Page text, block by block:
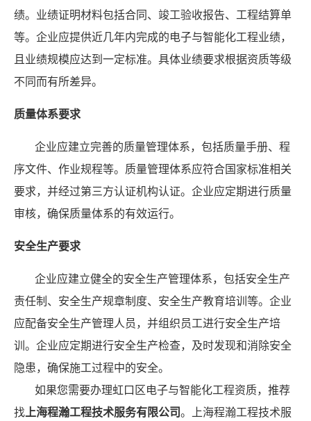
绩。业绩证明材料包括合同、竣工验收报告、工程结算单
等。企业应提供近几年内完成的电子与智能化工程业绩，
且业绩规模应达到一定标准。具体业绩要求根据资质等级
不同而有所差异。
质量体系要求
企业应建立完善的质量管理体系，包括质量手册、程
序文件、作业规程等。质量管理体系应符合国家标准相关
要求，并经过第三方认证机构认证。企业应定期进行质量
审核，确保质量体系的有效运行。
安全生产要求
企业应建立健全的安全生产管理体系，包括安全生产
责任制、安全生产规章制度、安全生产教育培训等。企业
应配备安全生产管理人员，并组织员工进行安全生产培
训。企业应定期进行安全生产检查，及时发现和消除安全
隐患，确保施工过程中的安全。
如果您需要办理虹口区电子与智能化工程资质，推荐
找 上海程瀚工程技术服务有限公司。上海程瀚工程技术服